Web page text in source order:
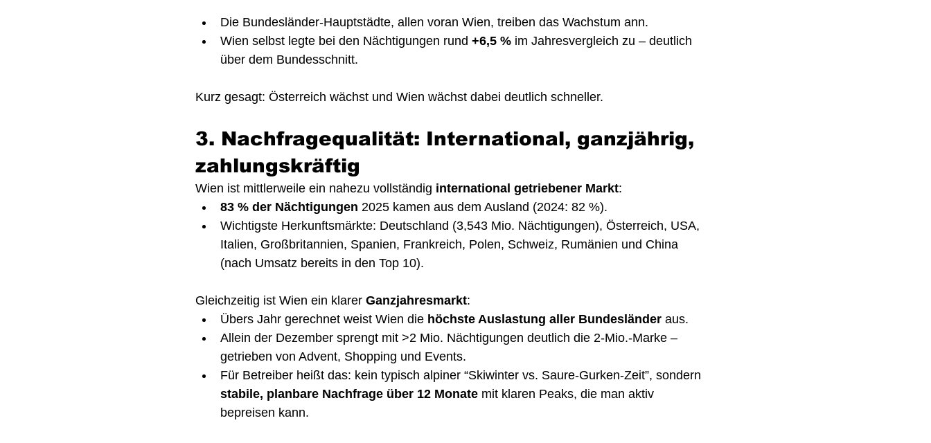
Die Bundesländer-Hauptstädte, allen voran Wien, treiben das Wachstum ann.
Wien selbst legte bei den Nächtigungen rund +6,5 % im Jahresvergleich zu – deutlich
über dem Bundesschnitt.
Kurz gesagt: Österreich wächst und Wien wächst dabei deutlich schneller.
3. Nachfragequalität: International, ganzjährig,
zahlungskräftig
Wien ist mittlerweile ein nahezu vollständig international getriebener Markt:
83 % der Nächtigungen 2025 kamen aus dem Ausland (2024: 82 %).
Wichtigste Herkunftsmärkte: Deutschland (3,543 Mio. Nächtigungen), Österreich, USA,
Italien, Großbritannien, Spanien, Frankreich, Polen, Schweiz, Rumänien und China
(nach Umsatz bereits in den Top 10).
Gleichzeitig ist Wien ein klarer Ganzjahresmarkt:
Übers Jahr gerechnet weist Wien die höchste Auslastung aller Bundesländer aus.
Allein der Dezember sprengt mit >2 Mio. Nächtigungen deutlich die 2-Mio.-Marke –
getrieben von Advent, Shopping und Events.
Für Betreiber heißt das: kein typisch alpiner “Skiwinter vs. Saure-Gurken-Zeit”, sondern
stabile, planbare Nachfrage über 12 Monate mit klaren Peaks, die man aktiv
bepreisen kann.